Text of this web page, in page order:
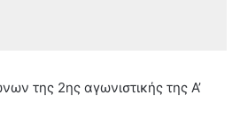
της 2ης αγωνιστικής της Α’